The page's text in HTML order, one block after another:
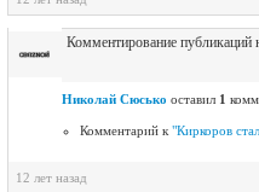
Комментирование публикаций
Николай Сюсько оставил 1
Комментарий к "Киркоров
12 лет назад